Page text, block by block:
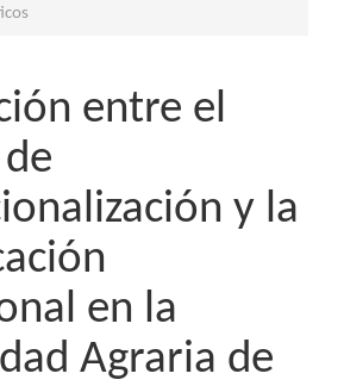
entre el
y la
en la
Agraria de